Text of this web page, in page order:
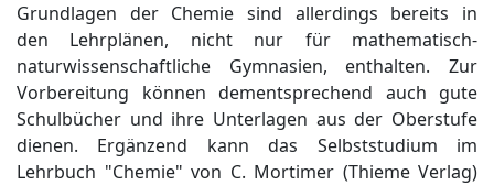
Grundlagen der Chemie sind allerdings bereits in
den Lehrplänen, nicht nur für mathematisch-
naturwissenschaftliche Gymnasien, enthalten. Zur
Vorbereitung können dementsprechend auch gute
Schulbücher und ihre Unterlagen aus der Oberstufe
dienen. Ergänzend kann das Selbststudium im
Lehrbuch "Chemie" von C. Mortimer (Thieme Verlag)